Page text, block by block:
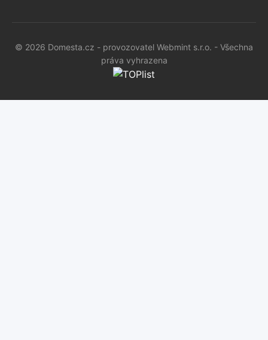
© 2026 Domesta.cz - provozovatel Webmint s.r.o. - Všechna
práva vyhrazena